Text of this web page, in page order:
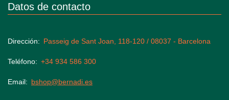
Datos de contacto
Dirección Passeig de Sant Joan, 118-120 / 08037 - Barcelona
Teléfono +34 934 586 300
Email bshop@bernadi.es